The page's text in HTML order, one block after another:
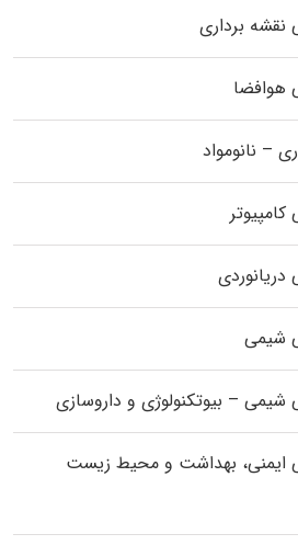
برداری
هوافضا
– نانومواد
شیمی
– بیوتکنولوژی و داروسازی
ایمنی، بهداشت و محیط زیست